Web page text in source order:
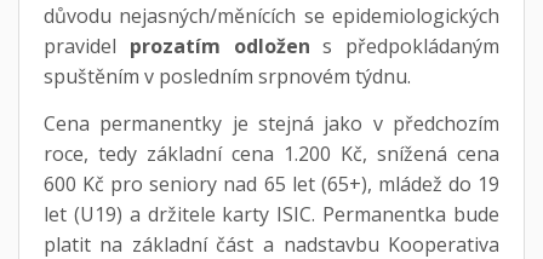
důvodu nejasných/měnících se epidemiologických
pravidel prozatím odložen s předpokládaným
spuštěním v posledním srpnovém týdnu.
Cena permanentky je stejná jako v předchozím
roce, tedy základní cena 1.200 Kč, snížená cena
600 Kč pro seniory nad 65 let (65+), mládež do 19
let (U19) a držitele karty ISIC. Permanentka bude
platit na základní část a nadstavbu Kooperativa